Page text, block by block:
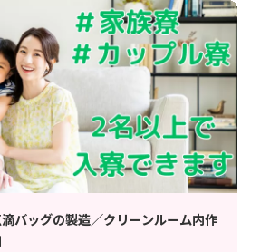
滴バッグの製造／クリーンルーム内作